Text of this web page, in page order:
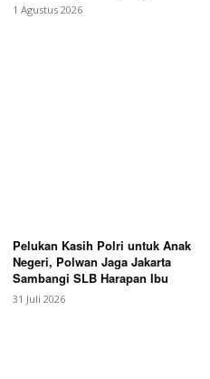
1 Agustus 2026
Pelukan Kasih Polri untuk Anak
Negeri, Polwan Jaga Jakarta
Sambangi SLB Harapan Ibu
31 Juli 2026